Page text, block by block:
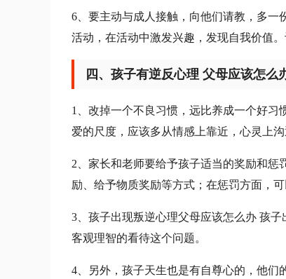
6、要主动与成人接触，向他们请教，多一
活动，在活动中激发兴趣，发现自我价值
四、孩子有逆反心理 父母应该怎么
1、改掉一个不良习惯，远比养成一个好
爱的尺度，应该多从情感上靠近，心灵上沟
2、家长和老师要给予孩子适当的奖励和
励、给予物质奖励等方式；在惩罚方面，
3、孩子出现叛逆心理父母应该怎么办 孩
客观理智的看待这个问题。
4、另外，孩子天生也是有自尊心的，他